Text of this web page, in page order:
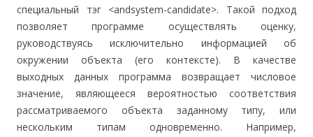
специальный тэг <andsystem-candidate>. Такой подход
позволяет программе осуществлять оценку,
руководствуясь исключительно информацией об
окружении объекта (его контексте). В качестве
выходных данных программа возвращает числовое
значение, являющееся вероятностью соответствия
рассматриваемого объекта заданному типу, или
нескольким типам одновременно. Например,